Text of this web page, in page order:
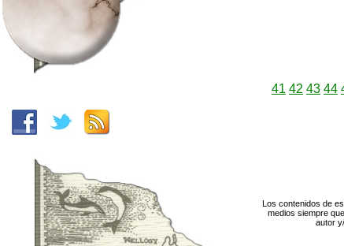
41 42 43 44
Los contenidos de
medios siempre
autor